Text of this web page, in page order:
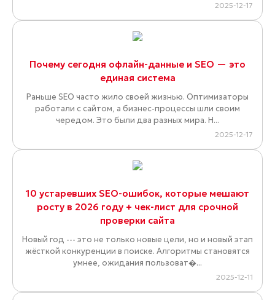
2025-12-17
Почему сегодня офлайн-данные и SEO — это
единая система
Раньше SEO часто жило своей жизнью. Оптимизаторы
работали с сайтом, а бизнес-процессы шли своим
чередом. Это были два разных мира. Н...
2025-12-17
10 устаревших SEO-ошибок, которые мешают
росту в 2026 году + чек-лист для срочной
проверки сайта
Новый год --- это не только новые цели, но и новый этап
жёсткой конкуренции в поиске. Алгоритмы становятся
умнее, ожидания пользоват�...
2025-12-11